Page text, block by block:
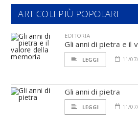
ARTICOLI PIÙ POPOLARI
EDITORIA
Gli anni di pietra e il
LEGGI 11/
Gli anni di pietra
LEGGI 11/